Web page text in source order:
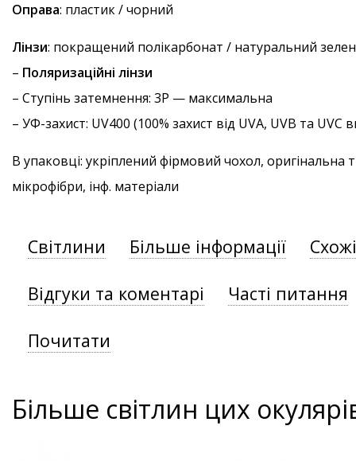
Оправа: пластик / чорний
Лінзи: покращений полікарбонат / натуральний
– Поляризаційні лінзи
– Ступінь затемнення: 3P — максимальна
– УФ-захист: UV400 (100% захист від UVA, UVB та
В упаковці: укріплений фірмовий чохол, оригінальна
мікрофібри, інф. матеріали
Світлини Більше інформації
Відгуки та коментарі Часті питання
Почитати
Більше світлин цих